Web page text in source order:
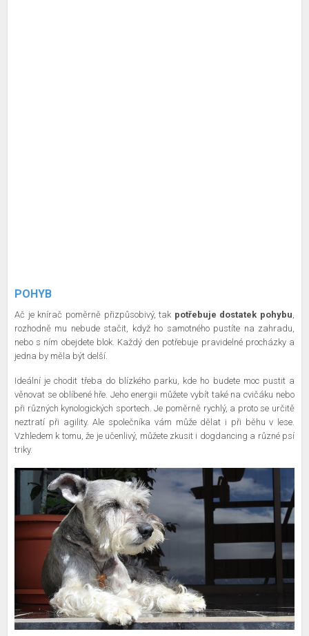
POHYB
Ač je knírač poměrně přizpůsobivý, tak potřebuje dostatek pohybu,
rozhodně mu nebude stačit, když ho samotného pustíte na zahradu,
nebo s ním obejdete blok. Každý den potřebuje pravidelné procházky a
jedna by měla být delší.
Ideální je chodit třeba do blízkého parku, kde ho budete moc pustit a
věnovat se oblíbené hře. Jeho energii můžete vybít také na cvičáku nebo
při různých kynologických sportech. Je poměrně rychlý, a proto se určitě
neztratí při agility. Ale společníka vám může dělat i při běhu v lese.
Vzhledem k tomu, že je učenlivý, můžete zkusit i dogdancing a různé psí
triky.